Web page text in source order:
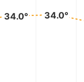
34.0° 34.0°